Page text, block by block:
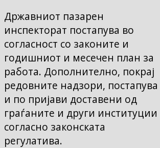
Државниот пазарен
инспекторат постапува во
согласност со законите и
годишниот и месечен план за
работа. Дополнително, покрај
редовните надзори, постапува
и по пријави доставени од
граѓаните и други институции
согласно законската
регулатива.